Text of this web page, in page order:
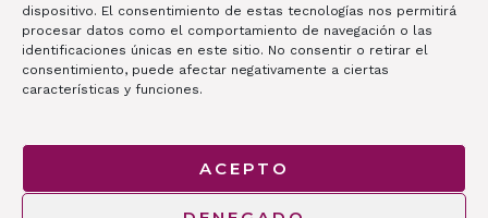
dispositivo. El consentimiento de estas tecnologías nos permitirá
procesar datos como el comportamiento de navegación o las
identificaciones únicas en este sitio. No consentir o retirar el
consentimiento, puede afectar negativamente a ciertas
características y funciones.
ACEPTO